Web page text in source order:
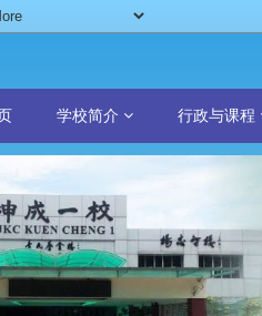
学校简介 行政与课程